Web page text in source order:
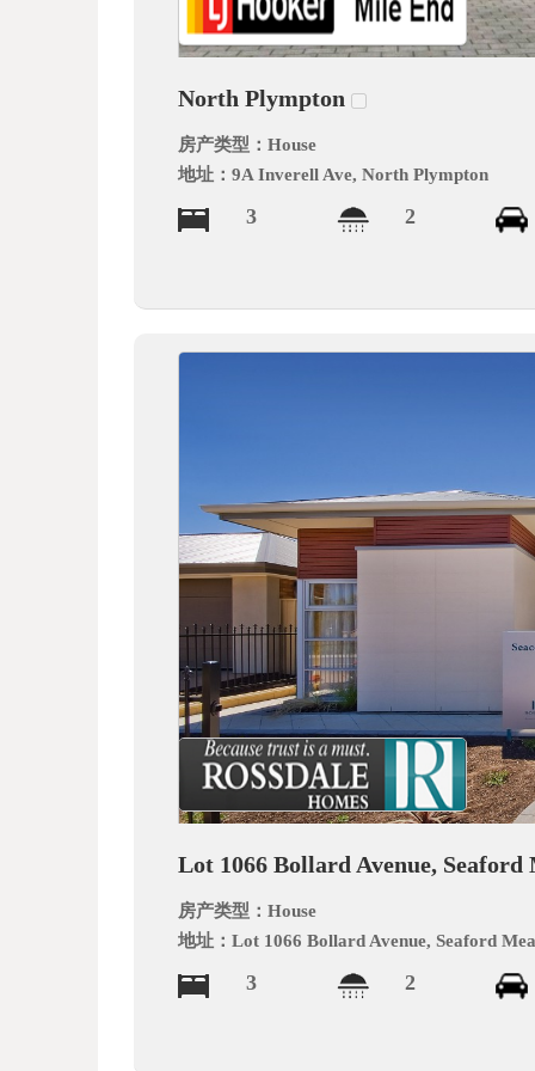
North Plympton
房产类型：House
地址：9A Inverell Ave, North Plympton
3 2
Lot 1066 Bollard Avenue, Seaford
房产类型：House
地址：Lot 1066 Bollard Avenue, Seaford
3 2